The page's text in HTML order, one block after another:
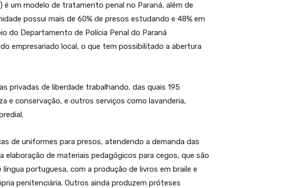
é um modelo de tratamento penal no Paraná, além de
possui mais de 60% de presos estudando e 48% em
do Departamento de Polícia Penal do Paraná
empresariado local, o que tem possibilitado a abertura
privadas de liberdade trabalhando, das quais 195
e conservação, e outros serviços como lavanderia,
de uniformes para presos, atendendo a demanda das
elaboração de materiais pedagógicos para cegos, que são
portuguesa, com a produção de livros em braile e
penitenciária. Outros ainda produzem próteses